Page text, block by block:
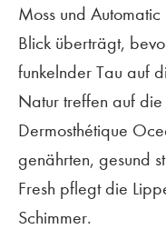
Moss und
Blick überträgt,
funkelnder Tau auf
Natur treffen auf
Dermosthétique
genährten, gesund
Fresh pflegt die
Schimmer.